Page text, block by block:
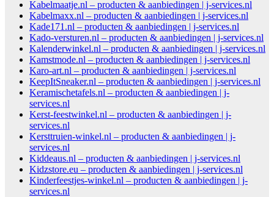
Kabelmaatje.nl – producten & aanbiedingen | j-services.nl
Kabelmaxx.nl – producten & aanbiedingen | j-services.nl
Kade171.nl – producten & aanbiedingen | j-services.nl
Kado-versturen.nl – producten & aanbiedingen | j-services.nl
Kalenderwinkel.nl – producten & aanbiedingen | j-services.nl
Kamstmode.nl – producten & aanbiedingen | j-services.nl
Karo-art.nl – producten & aanbiedingen | j-services.nl
KeepItSneaker.nl – producten & aanbiedingen | j-services.nl
Keramischetafels.nl – producten & aanbiedingen | j-
services.nl
Kerst-feestwinkel.nl – producten & aanbiedingen | j-
services.nl
Kersttruien-winkel.nl – producten & aanbiedingen | j-
services.nl
Kiddeaus.nl – producten & aanbiedingen | j-services.nl
Kidzstore.eu – producten & aanbiedingen | j-services.nl
Kinderfeestjes-winkel.nl – producten & aanbiedingen | j-
services.nl